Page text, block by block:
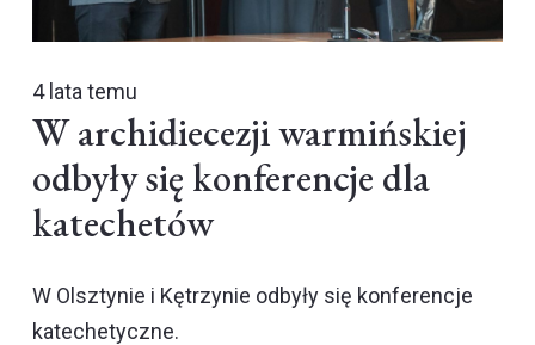
4 lata temu
W archidiecezji warmińskiej
odbyły się konferencje dla
katechetów
W Olsztynie i Kętrzynie odbyły się konferencje
katechetyczne.